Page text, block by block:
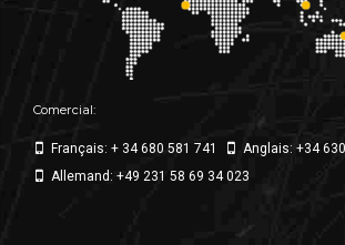
Comercial:
Français: + 34 680 581 741
Anglais: +34
Allemand: +49 231 58 69 34 023